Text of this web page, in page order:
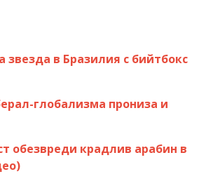
звезда в Бразилия с бийтбокс
глобализма прониза и
обезвреди крадлив арабин в